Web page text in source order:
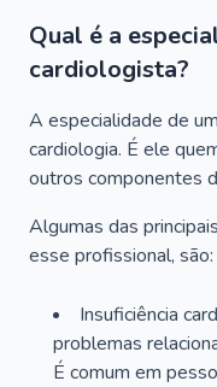
Qual é a
cardiologista?
A especialidade de
cardiologia. É ele
outros componentes
Algumas das
esse profissional, são:
Insuficiência
problemas
É comum em